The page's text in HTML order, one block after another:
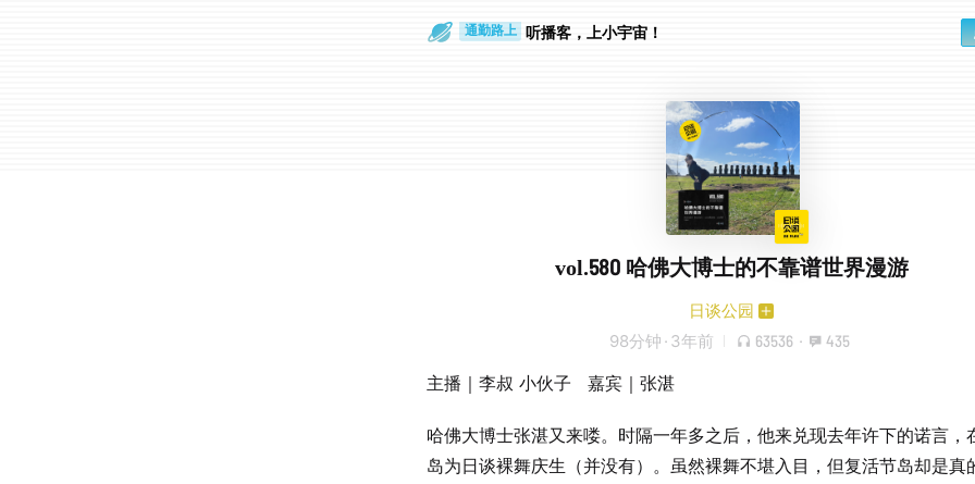
通勤路上 听播客，上小宇宙！
vol.580 哈佛大博士的不靠谱世界漫游
日谈公园
98分钟 · 3年前 63536 · 435
主播｜李叔 小伙子 嘉宾｜张湛
哈佛大博士张湛又来喽。时隔一年多之后，他来兑现去年许下的诺言，
岛为日谈裸舞庆生（并没有）。虽然裸舞不堪入目，但复活节岛却是真